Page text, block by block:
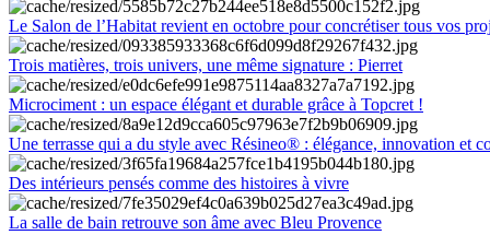
Le Salon de l’Habitat revient en octobre pour concrétiser tous vos
Trois matières, trois univers, une même signature : Pierret
Microciment : un espace élégant et durable grâce à Topcret !
Une terrasse qui a du style avec Résineo® : élégance, innovation et
Des intérieurs pensés comme des histoires à vivre
La salle de bain retrouve son âme avec Bleu Provence